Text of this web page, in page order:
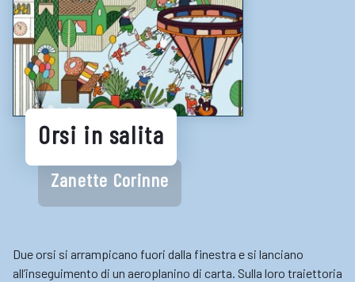
Biblioteche e cataloghi online
Consigli per la lettura
Biblioteche digitali
Gaming
Enti
Orsi in salita
Zanette Corinne
Due orsi si arrampicano fuori dalla finestra e si lanciano
all’inseguimento di un aeroplanino di carta. Sulla loro traiettoria